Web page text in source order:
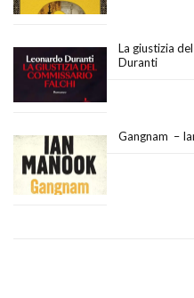
La giustizia
Duranti
Gangnam –